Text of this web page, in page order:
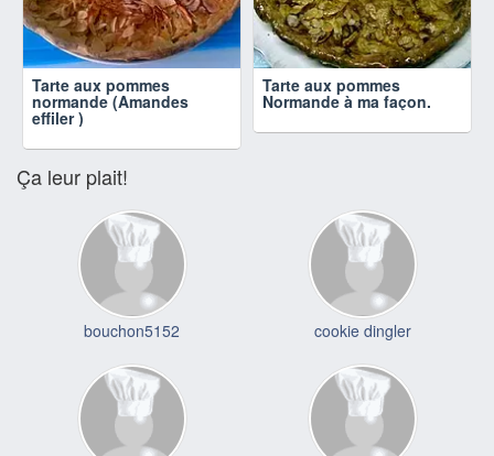
Tarte aux pommes
normande (Amandes
effiler )
Tarte aux pommes
Normande à ma façon.
Ça leur plait!
bouchon5152 cookie dingler